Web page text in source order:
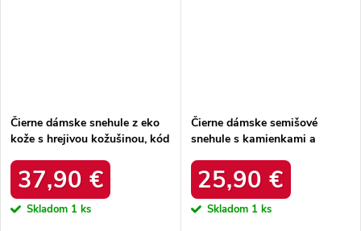
Čierne dámske snehule z eko
kože s hrejivou kožušinou, kód
BLACK
37,90 €
Skladom 1 ks
Čierne dámske semišové
snehule s kamienkami a
W8009 BLACK
25,90 €
Skladom 1 ks